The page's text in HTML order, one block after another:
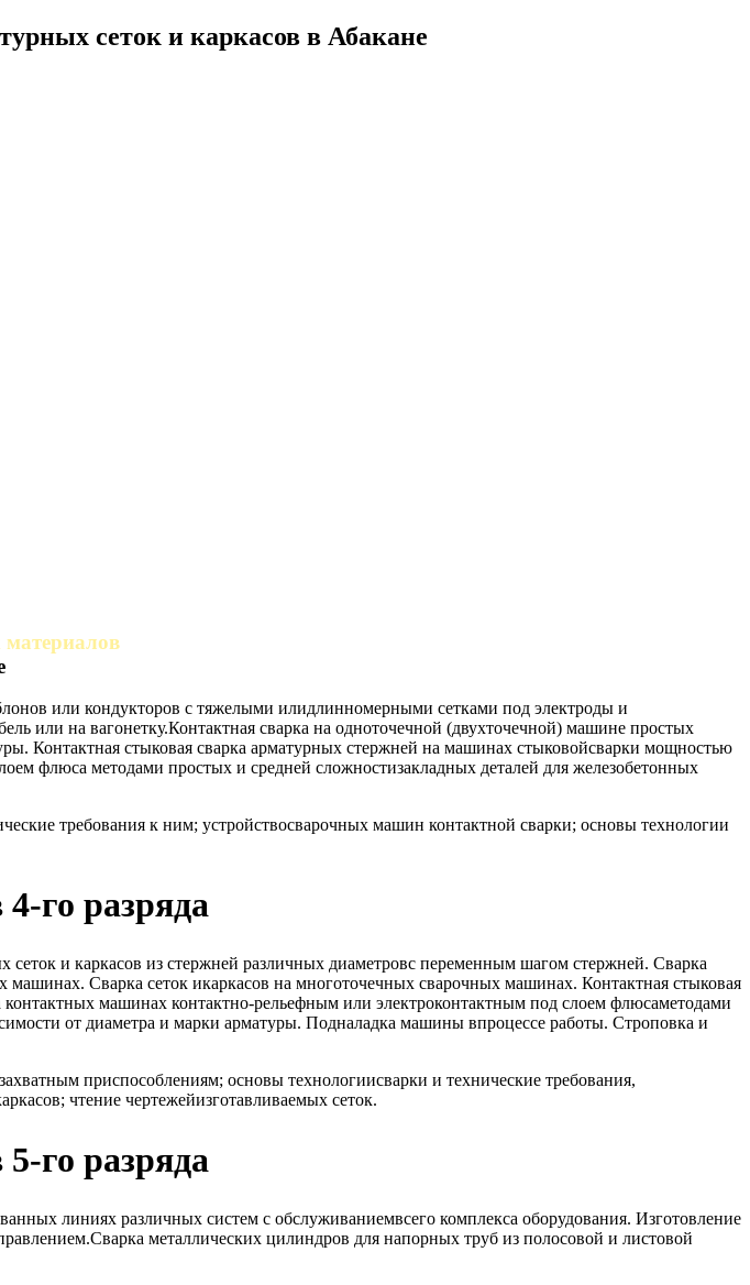
сеток и каркасов в Абакане
материалов
или кондукторов с тяжелыми илидлинномерными сетками под электроды и
или на вагонетку.Контактная сварка на одноточечной (двухточечной) машине простых
Контактная стыковая сварка арматурных стержней на машинах стыковойсварки мощностью
флюса методами простых и средней сложностизакладных деталей для железобетонных
требования к ним; устройствосварочных машин контактной сварки; основы технологии
го разряда
и каркасов из стержней различных диаметровс переменным шагом стержней. Сварка
машинах. Сварка сеток икаркасов на многоточечных сварочных машинах. Контактная стыковая
машинах контактно-рельефным или электроконтактным под слоем флюсаметодами
от диаметра и марки арматуры. Подналадка машины впроцессе работы. Строповка и
приспособлениям; основы технологиисварки и технические требования,
чтение чертежейизготавливаемых сеток.
го разряда
линиях различных систем с обслуживаниемвсего комплекса оборудования. Изготовление
металлических цилиндров для напорных труб из полосовой и листовой